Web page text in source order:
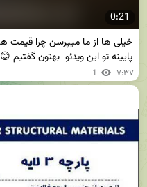
0:21
پایینه تو این ویدئو  بهتون گفتیم 😊
1 ۷:۳۷